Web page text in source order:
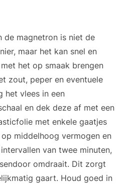
de magnetron is niet de
maar het kan snel en
het op smaak brengen
zout, peper en eventuele
het vlees in een
en dek deze af met een
met enkele gaatjes
middelhoog vermogen en
van twee minuten,
omdraait. Dit zorgt
gaart. Houd goed in